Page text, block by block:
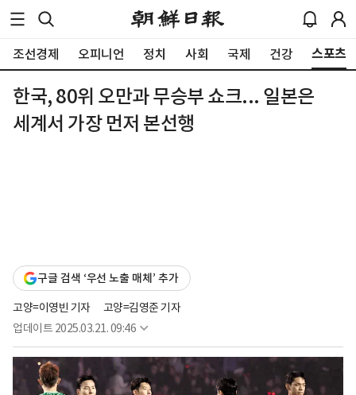
조선경제 오피니언 정치 사회 국제 건강 스포츠
한국, 80위 오만과 무승부 쇼크... 일본은
세계서 가장 먼저 본선행
구글 검색 ‘우선 노출 매체’ 추가
고양=이영빈 기자
고양=김영준 기자
업데이트 2025.03.21. 09:46